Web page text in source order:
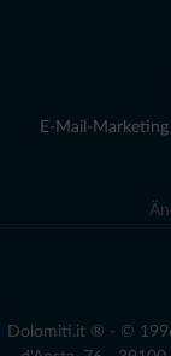
E-Mail-
Dolomiti.it ® - ©